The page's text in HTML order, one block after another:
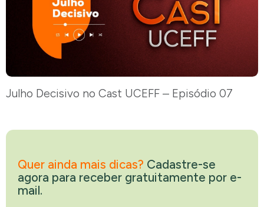
Julho Decisivo no Cast UCEFF – Episódio 07
Quer ainda mais dicas? Cadastre-se
agora para receber gratuitamente por e-
mail.